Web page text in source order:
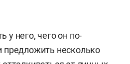
у него, чего он по-
предложить несколько